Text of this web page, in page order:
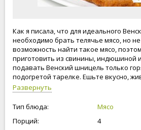
Как я писала, что для идеального
необходимо брать телячье мясо, но не
возможность найти такое мясо,
приготовить из свинины, индюшиной
подавать Венский шницель только
подогретой тарелке. Ешьте вкусно,
Развернуть
Тип блюда:
Мясо
Порций:
4